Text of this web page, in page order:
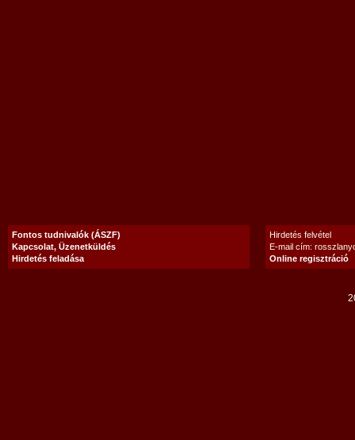
Fontos tudnivalók (ÁSZF)
Kapcsolat, Üzenetküldés
Hirdetés feladása
Hirdetés felvétel
E-mail cím:
Online regisztráció